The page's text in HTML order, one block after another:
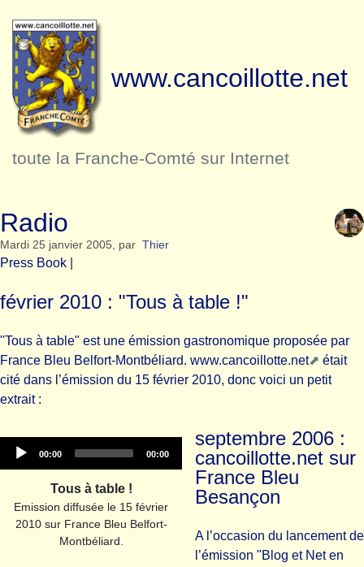
www.cancoillotte.net
toute la Franche-Comté sur Internet
Radio
Mardi 25 janvier 2005, par Thier
Press Book
février 2010 : "Tous à table !"
"Tous à table" est une émission gastronomique proposée par
France Bleu Belfort-Montbéliard. www.cancoillotte.net
était
cité dans l’émission du 15 février 2010, donc voici un petit
extrait :
Current
00:00
Total
00:00
Tous à table !
Emission diffusée le 15 février
2010 sur France Bleu Belfort-
Montbéliard.
septembre 2006 :
cancoillotte.net sur
France Bleu
Besançon
A l’occasion du lancement de
l’émission "Blog et Net en